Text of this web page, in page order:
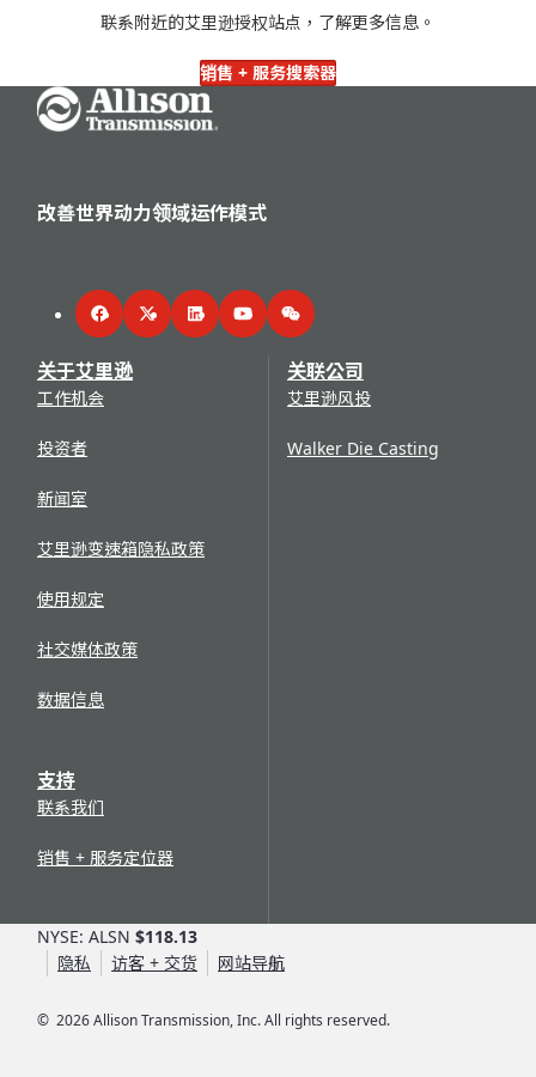
Liberty 飞机发动机而获得美国飞机生产局的认可，牢固树
司为美国的 Liberty 飞机发动机生产精密减速齿轮总成，以
及 V 型传动船用减速机、四缸发电机组和 12 缸船用发动
机。
通用汽车公司，当时规定艾里逊总部应至少留在印第安纳波
利斯 10 年。时至今日，艾里逊变速箱公司的总部和主要生
1937年：艾里逊工程公司的 V1710 型 12 缸液冷飞机发动
机在莱特机场通过了 150 小时的验收试验，成为美国第一台
军航空队诸多声誉显赫的战斗机提供动力。
DP-8962™ 面世。
：艾里逊推出用于石油和天然气生产的 CLT9880™
变速箱。
2007 年：通用汽车在前一年宣布剥离艾里逊变速箱的计划
后，凯雷集团和 Onex 公司以 56 亿美元的价格收购了艾里
逊变速箱事业部，艾里逊变速箱公司从通用汽车公司独立出
来。Lawrence E. Dewey 被任命为董事长兼首席执行官。
代电动混合动力系统 eGen Flex。还推出了用于中型配送和
艾里逊开始推出 eGen Power 系列纯电动车桥。
2021 年：艾里逊推出了突破性的液力压裂变速箱 FracTran
和全球采矿和建筑应用解决方案 TerraTran，从而扩大了其
2022 年：艾里逊启用创新中心，该全新设施占地 96,000 平
联系附近的艾里逊授权站点，了解更多信息。
销售 + 服务搜索器
Go Home
改善世界动力领域运作模式
FacebookTwitterLinkedInYouTubeWeChat
关于艾里逊
工作机会
投资者
新闻室
艾里逊变速箱隐私政策
使用规定
社交媒体政策
数据信息
支持
联系我们
销售 + 服务定位器
关联公司
艾里逊风投
Walker Die Casting
© 2026Allison Transmission, Inc. All rights reserved.
NYSE: ALSN $118.13
隐私
访客 + 交货 网站导航